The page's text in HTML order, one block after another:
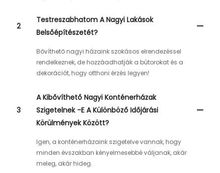
2
Testreszabhatom A Nagyi Lakások
Belsőépítészetét?
Bővíthető nagyi házaink szokásos elrendezéssel
rendelkeznek, de hozzáadhatják a bútorokat és a
dekorációt, hogy otthoni érzés legyen!
3
A Kibővíthető Nagyi Konténerházak
Szigetelnek -e A Különböző Időjárási
Körülmények Között?
Igen, a konténerházaink szigetelve vannak, hogy
minden évszakban kényelmesebbé váljanak, akár
meleg, akár hideg.